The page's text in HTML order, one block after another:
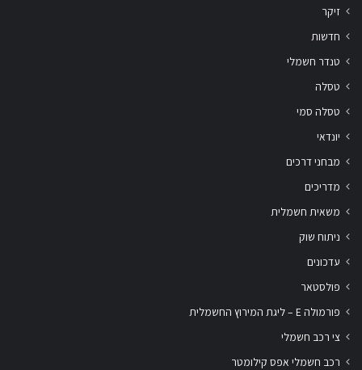
זיקר
חדשות
טנדר חשמלי
טסלה
טסלה סמי
יונדאי
מבחני דרכים
מדריכים
משאית חשמלית
ניתוח שוק
עדכונים
פולסטאר
פורמולה E – ליגת המירוץ החשמלית
צי רכב חשמלי
רכב חשמלי אפס קילומטר